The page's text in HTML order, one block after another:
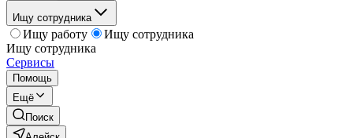
Ищу сотрудника
Ищу работу
Ищу сотрудника
Ищу сотрудника
Сервисы
Помощь
Ещё
Поиск